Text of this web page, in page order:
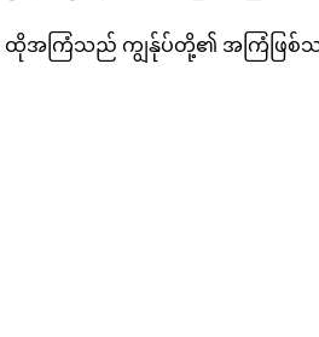
း ထိုအကြံသည် ကျွန်ုပ်တို့၏ အကြံဖ